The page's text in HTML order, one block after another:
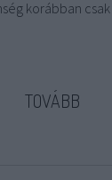
korábban
TOVÁBB